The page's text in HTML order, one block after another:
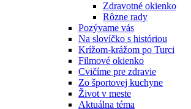
Zdravotné okienko
Rôzne rady
Pozývame vás
Na slovíčko s históriou
Krížom-krážom po Turci
Filmové okienko
Cvičíme pre zdravie
Zo športovej kuchyne
Život v meste
Aktuálna téma